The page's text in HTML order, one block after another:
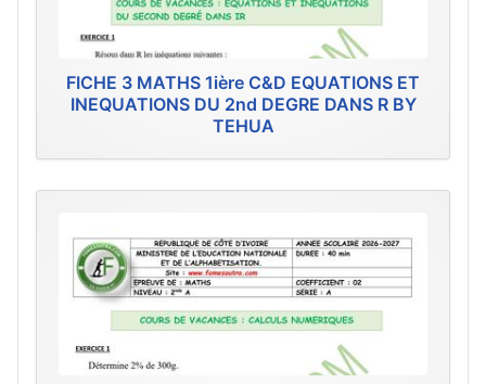
FICHE 3 MATHS 1ière C&D EQUATIONS ET
INEQUATIONS DU 2nd DEGRE DANS R BY
TEHUA